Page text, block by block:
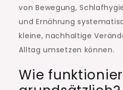
von Bewegung,
und Ernährung
kleine, nachhaltige
Alltag umsetzen können.
Wie